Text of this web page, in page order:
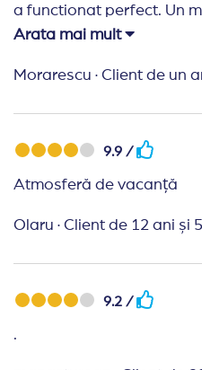
a functionat perfect. Un
parcarea in interiorul
trecut. Mancarea
Arata mai mult
Morarescu · Client de un
9.9 /
Atmosferă de vacanță
Olaru · Client de 12 ani și
9.2 /
.